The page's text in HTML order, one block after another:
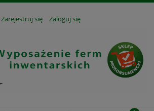
Zarejestruj się Zaloguj się